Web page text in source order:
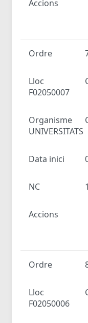
Accions
Ordre
Lloc
F02050007
Organisme
UNIVERSITATS
Data inici
NC 1
Accions
Ordre
Lloc
F02050006